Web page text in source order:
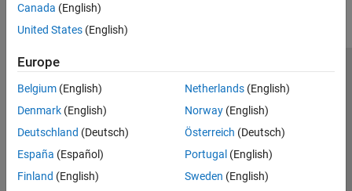
Canada (English)
United States (English)
Europe
Belgium (English)
Denmark (English)
Deutschland (Deutsch)
España (Español)
Finland (English)
Netherlands(English)
Norway(English)
Österreich (Deutsch)
Portugal (English)
Sweden (English)
Lutte anti-piratage
Contacts locaux
© 1994-2026 The MathWorks, Inc.